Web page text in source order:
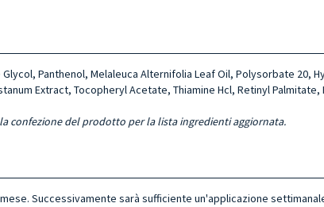
Panthenol, Mela­leuca Alternifolia Leaf Oil, Polysorbate 20,
Extract, Tocopheryl Aceta­te, Thiamine Hcl, Retinyl
confezione del prodotto per la lista ingredienti aggiornata.
Successivamente sarà sufficiente un'applicazione